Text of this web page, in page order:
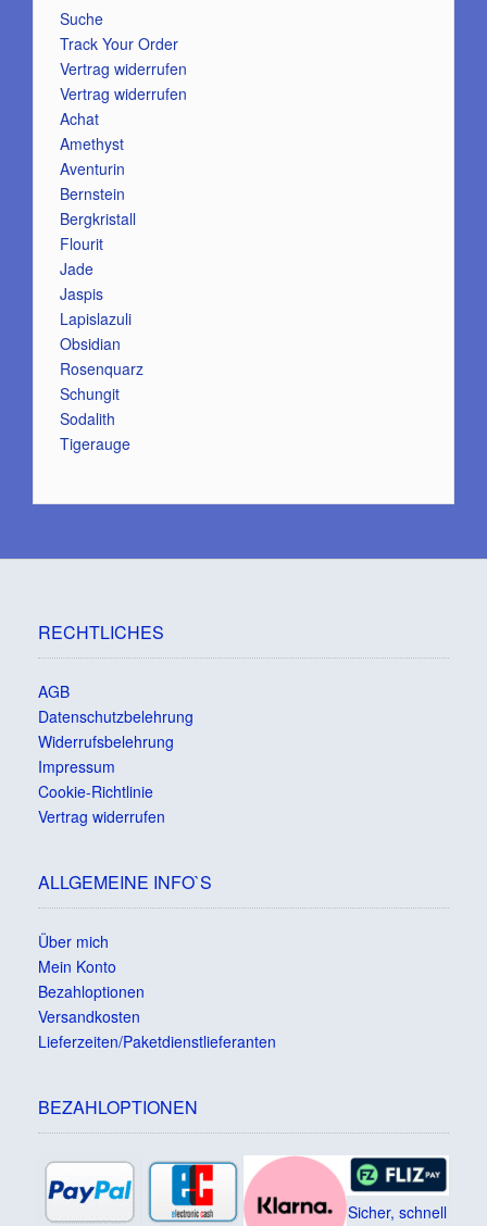
Suche
Track Your Order
Vertrag widerrufen
Vertrag widerrufen
Achat
Amethyst
Aventurin
Bernstein
Bergkristall
Flourit
Jade
Jaspis
Lapislazuli
Obsidian
Rosenquarz
Schungit
Sodalith
Tigerauge
RECHTLICHES
AGB
Datenschutzbelehrung
Widerrufsbelehrung
Impressum
Cookie-Richtlinie
Vertrag widerrufen
ALLGEMEINE INFO`S
Über mich
Mein Konto
Bezahloptionen
Versandkosten
Lieferzeiten/Paketdienstlieferanten
BEZAHLOPTIONEN
Sicher, schnell